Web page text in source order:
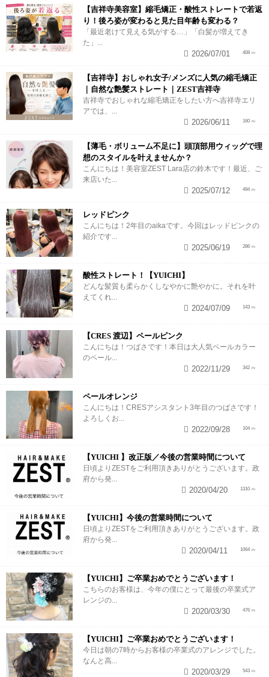
【吉祥寺美容室】縮毛矯正・酸性ストレートで若返
り！後ろ姿が変わると見た目年齢も変わる？
「最近老けて見える気がする…」「白髪が増えてき
た」...
408
2026/07/01
【吉祥寺】おしゃれ女子/メンズに人気の縮毛矯正
｜自然な艶髪ストレート｜ZEST吉祥寺
吉祥寺でおしゃれな縮毛矯正をしたい方へ吉祥寺エリ
アでは、...
160
2026/06/11
【薄毛・ボリューム不足に】頭頂部用ウィッグで理
想のスタイルを叶えませんか？
こんにちは！美容室ZEST Lara店の鈴木です！最近、ご
来店いた...
494
2025/07/12
レッドピンク
こんにちは！2年目のaikaです。今回はレッドピンクの
紹介です...
286
2025/06/19
酸性ストレート！【YUICHI】
どんな髪質も柔らかくしなやかに艶やかに。それを叶
えてくれ...
143
2024/07/09
【CRES 渡辺】ペールピンク
こんにちは！つばさです！本日は大人気ペールカラー
のペール...
342
2022/11/29
ペールオレンジ
こんにちは！CRESアシスタント3年目のつばさです！
よろしくお...
104
2022/09/28
【YUICHI 】改正版／今後の営業時間について
日頃よりZESTをご利用頂きありがとうございます。政
府から発...
1310
2020/04/20
【YUICHI】今後の営業時間について
日頃よりZESTをご利用頂きありがとうございます。政
府から発...
1064
2020/04/11
【YUICHI】ご卒業おめでとうございます！
こちらのお客様は、今年の僕にとって最後の卒業式ア
レンジの...
476
2020/03/30
【YUICHI】ご卒業おめでとうございます！
今日は朝の7時からお客様の卒業式のアレンジでした。
なんと高...
543
2020/03/29